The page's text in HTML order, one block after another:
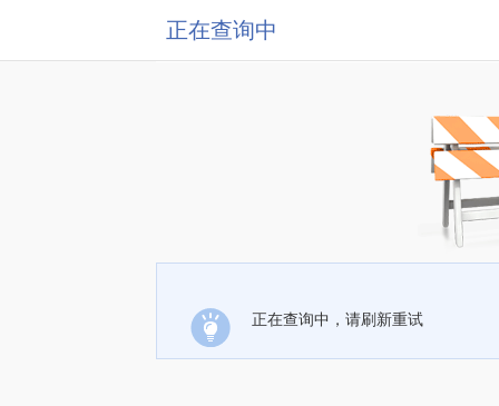
正在查询中
正在查询中，请刷新重试